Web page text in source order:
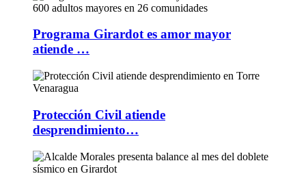
Programa Girardot es amor mayor
atiende …
Protección Civil atiende
desprendimiento…